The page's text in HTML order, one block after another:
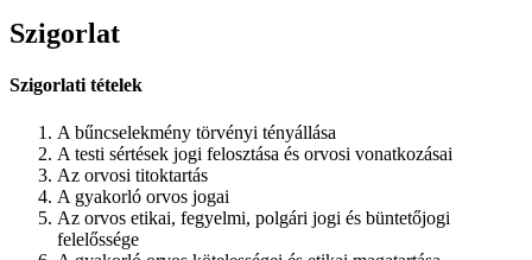
Szigorlat
Szigorlati tételek
A bűncselekmény törvényi tényállása
A testi sértések jogi felosztása és orvosi vonatkozásai
Az orvosi titoktartás
A gyakorló orvos jogai
Az orvos etikai, fegyelmi, polgári jogi és büntetőjogi
felelőssége